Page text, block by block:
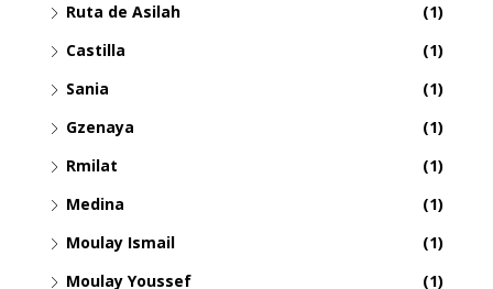
Ruta de Asilah
(1)
Castilla
(1)
Sania
(1)
Gzenaya
(1)
Rmilat
(1)
Medina
(1)
Moulay Ismail
(1)
Moulay Youssef
(1)